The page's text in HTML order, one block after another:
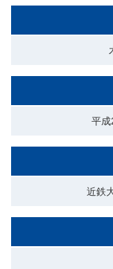
平成
近鉄